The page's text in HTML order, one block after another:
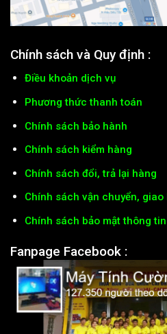
Chính sách và Quy định :
Điều khoản dịch vụ
Phương thức thanh toán
Chính sách bảo hành
Chính sách kiểm hàng
Chính sách đổi, trả lại hàng
Chính sách vận chuyển, giao
Chính sách bảo mật thông
Fanpage Facebook :